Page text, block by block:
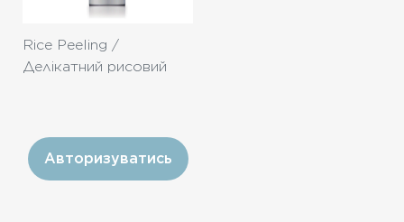
Rice Peeling /
Делікатний рисовий
Авторизуватись